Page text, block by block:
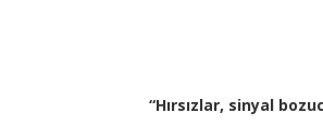
“Hırsızlar, sinyal